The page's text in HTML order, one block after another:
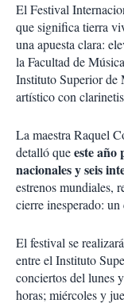
El Festival
que significa tierra
una apuesta clara:
la Facultad de
Instituto Superior de
artístico con
La maestra Raquel
detalló queeste año
nacionales y seis
estrenos mundiales,
cierre inesperado:
El festival se
entre el Instituto
conciertos del lunes
horas; miércoles y